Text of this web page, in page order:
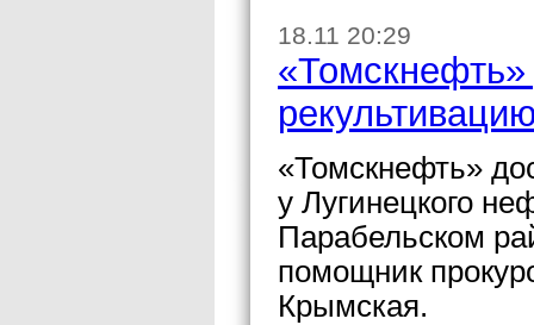
18.11 20:29
«Томскнефть»
у Лугинецкого
Парабельском
помощник
Крымская.